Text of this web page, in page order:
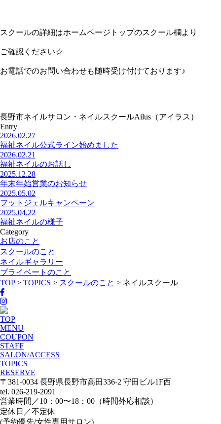
スクールの詳細はホームページトップのスクール欄より
ご確認ください☆
お電話でのお問い合わせも随時受け付けております♪
長野市ネイルサロン・ネイルスクールAilus（アイラス）
Entry
2026.02.27
福祉ネイル公式ライン始めました
2026.02.21
福祉ネイルのお話し
2025.12.28
年末年始営業のお知らせ
2025.05.02
フットジェルキャンペーン
2025.04.22
福祉ネイルの様子
Category
お店のこと
スクールのこと
ネイルギャラリー
プライベートのこと
TOP> TOPICS > スクールのこと > ネイルスクール
TOP
MENU
COUPON
STAFF
SALON/ACCESS
TOPICS
RESERVE
〒381-0034 長野県長野市高田336-2 守田ビル1F西
tel. 026-219-2091
営業時間／10：00〜18：00（時間外応相談）
定休日／不定休
(予約優先/女性専用サロン)